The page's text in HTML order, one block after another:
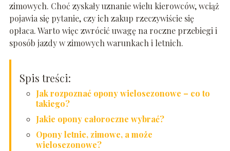
zimowych. Choć zyskały uznanie wielu kierowców, wciąż
pojawia się pytanie, czy ich zakup rzeczywiście się
opłaca. Warto więc zwrócić uwagę na roczne przebiegi i
sposób jazdy w zimowych warunkach i letnich.
Spis treści:
Jak rozpoznać opony wielosezonowe – co to
takiego?
Jakie opony całoroczne wybrać?
Opony letnie, zimowe, a może
wielosezonowe?